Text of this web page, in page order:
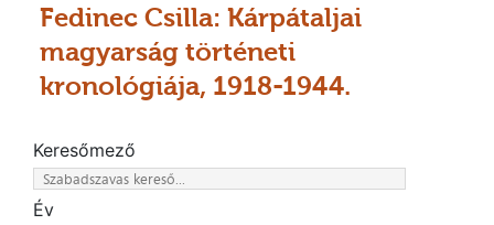
Fedinec Csilla: Kárpátaljai
magyarság történeti
kronológiája, 1918-1944.
Keresőmező
Év